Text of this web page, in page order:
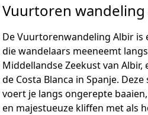
Vuurtoren
De Vuurtorenwandeling Albir is
die wandelaars meeneemt
Middellandse Zeekust van
de Costa Blanca in Spanje.
voert je langs ongerepte
en majestueuze kliffen met als